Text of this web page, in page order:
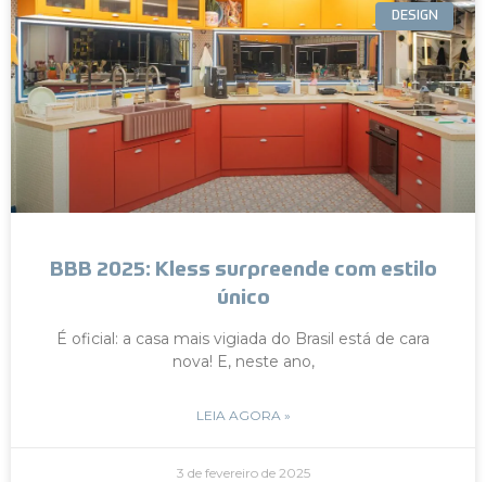
DESIGN
BBB 2025: Kless surpreende com estilo
único
É oficial: a casa mais vigiada do Brasil está de cara
nova! E, neste ano,
LEIA AGORA »
3 de fevereiro de 2025